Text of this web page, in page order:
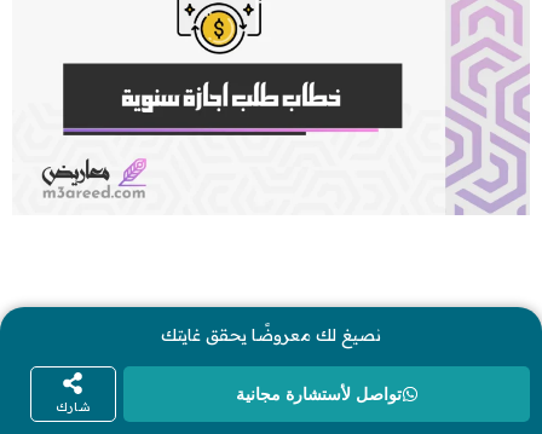
نصيغ لك معروضًا يحقق غايتك
تواصل لأستشارة مجانية
شارك